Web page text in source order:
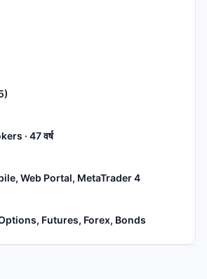
· 47 वर्ष
Web Portal, MetaTrader 4
Futures, Forex, Bonds